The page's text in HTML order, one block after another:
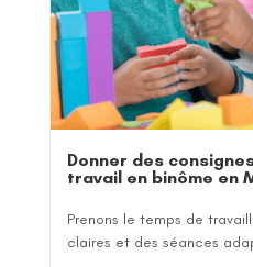
Donner des
travail en binôme en
Prenons le temps de
claires et des séances